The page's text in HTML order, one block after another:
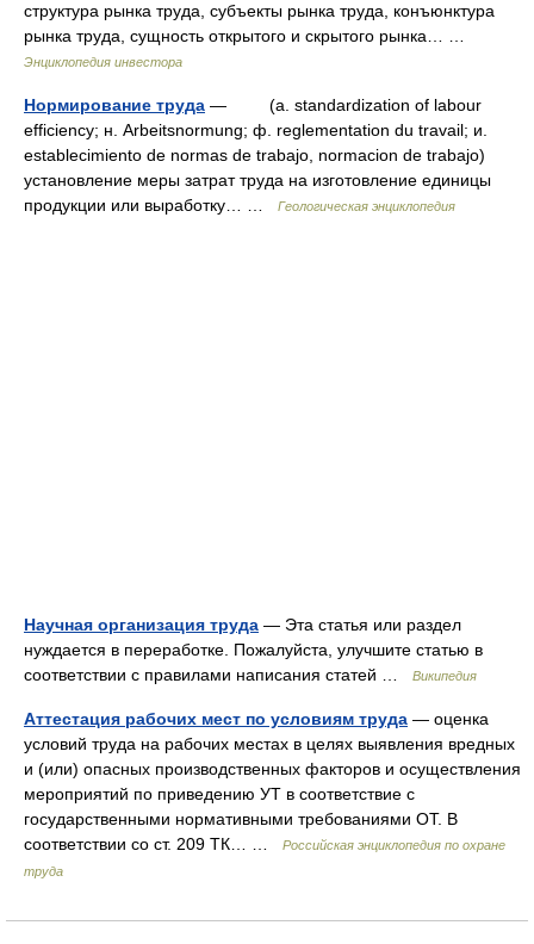
структура рынка труда, субъекты рынка труда, конъюнктура
рынка труда, сущность открытого и скрытого рынка… …
Энциклопедия инвестора
Нормирование труда — (a. standardization of labour
efficiency; н. Arbeitsnormung; ф. reglementation du travail; и.
establecimiento de normas de trabajo, normacion de trabajo)
установление меры затрат труда на изготовление единицы
продукции или выработку… …
Геологическая энциклопедия
Научная организация труда — Эта статья или раздел
нуждается в переработке. Пожалуйста, улучшите статью в
соответствии с правилами написания статей …
Википедия
Аттестация рабочих мест по условиям труда — оценка
условий труда на рабочих местах в целях выявления вредных
и (или) опасных производственных факторов и осуществления
мероприятий по приведению УТ в соответствие с
государственными нормативными требованиями ОТ. В
соответствии со ст. 209 ТК… …
Российская энциклопедия по охране
труда